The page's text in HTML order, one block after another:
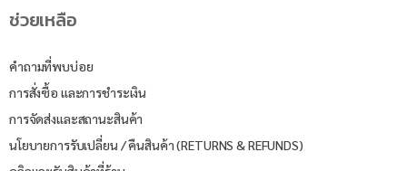
ช่วยเหลือ
คำถามที่พบบ่อย
การสั่งซื้อ และการชำระเงิน
การจัดส่งและสถานะสินค้า
นโยบายการรับเปลี่ยน / คืนสินค้า (RETURNS & REFUNDS)